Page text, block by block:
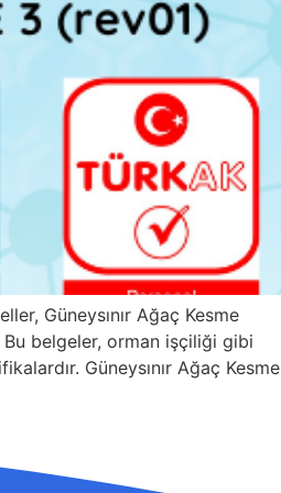
Güneysınır Ağaç Kesme
belgeler, orman işçiliği gibi
Güneysınır Ağaç Kesme